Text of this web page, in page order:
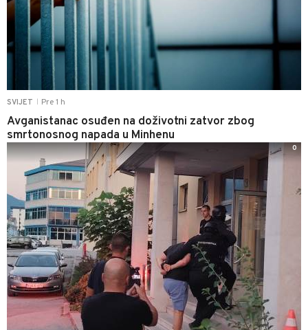
SVIJET Pre 1 h
Avganistanac osuđen na doživotni zatvor zbog
smrtonosnog napada u Minhenu
0